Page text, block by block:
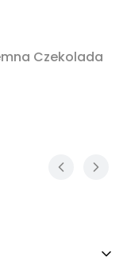
Czekolada